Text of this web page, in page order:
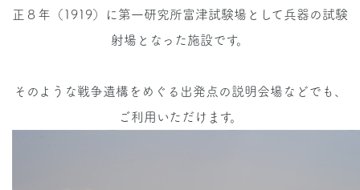
正８年（1919）に第一研究所富津試験場として兵器の試験
射場となった施設です。
そのような戦争遺構をめぐる出発点の説明会場などでも、
ご利用いただけます。